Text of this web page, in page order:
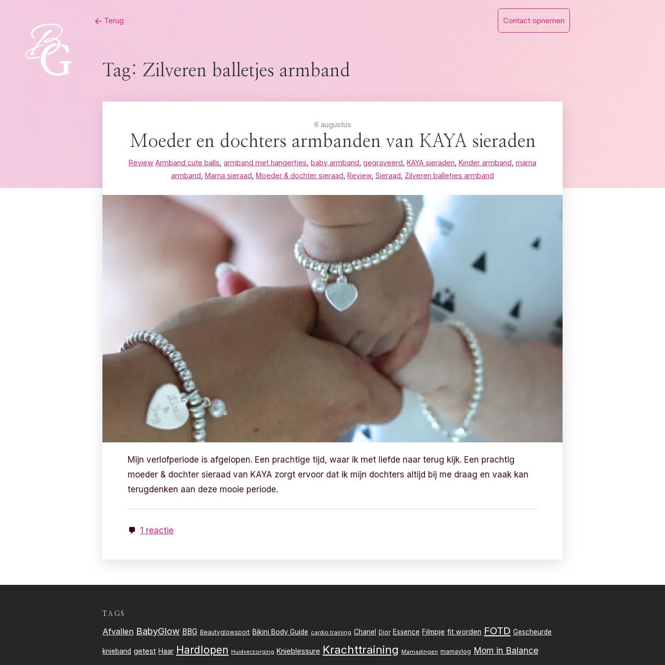
Terug Contact opnemen
Tag: Zilveren balletjes armband
6 augustus
Moeder en dochters armbanden van KAYA sieraden
Review Armband cute balls armband met hangertjes baby armband gegraveerd KAYA sieraden Kinder armband mama
armband Mama sieraad Moeder & dochter sieraad Review, Sieraad Zilveren balletjes armband
Mijn verlofperiode is afgelopen. Een prachtige tijd, waar ik met liefde naar terug kijk. Een prachtig
moeder & dochter sieraad van KAYA zorgt ervoor dat ik mijn dochters altijd bij me draag en vaak kan
terugdenken aan deze mooie periode.
1 reactie
TAGS
Afvallen BabyGlow BBG Beautyglowsport Bikini Body Guide cardio training Chanel Dior Essence Filmpje fit worden FOTD Gescheurde
knieband getest Haar Hardlopen Huidverzorging Knieblessure Krachttraining Mamadingen mamavlog Mom in Balance